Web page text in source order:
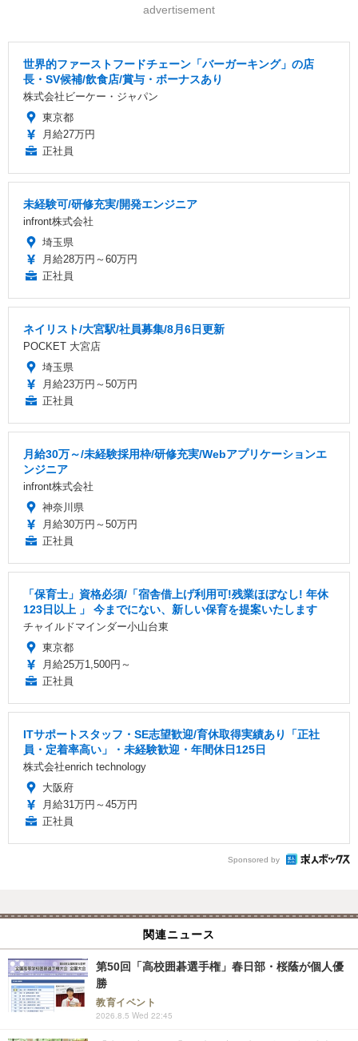
advertisement
世界的ファーストフードチェーン「バーガーキング」の店
長・SV候補/飲食店/賞与・ボーナスあり
株式会社ビーケー・ジャパン
東京都
月給27万円
正社員
未経験可/研修充実/開発エンジニア
infront株式会社
埼玉県
月給28万円～60万円
正社員
ネイリスト/大宮駅/社員募集/8月6日更新
POCKET 大宮店
埼玉県
月給23万円～50万円
正社員
月給30万～/未経験採用枠/研修充実/Webアプリケーションエ
ンジニア
infront株式会社
神奈川県
月給30万円～50万円
正社員
「保育士」資格必須/「宿舎借上げ利用可!残業ほぼなし! 年休
123日以上 」 今までにない、新しい保育を提案いたします
チャイルドマインダー小山台東
東京都
月給25万1,500円～
正社員
ITサポートスタッフ・SE志望歓迎/育休取得実績あり「正社
員・定着率高い」・未経験歓迎・年間休日125日
株式会社enrich technology
大阪府
月給31万円～45万円
正社員
Sponsored by
関連ニュース
第50回「高校囲碁選手権」春日部・桜蔭が個人優
勝
教育イベント
2026.8.5 Wed 22:45